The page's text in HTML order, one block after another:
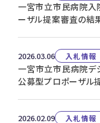
一宮市立市民病院入
ーザル提案審査の結
2026.03.06 入札情報
一宮市立市民病院デ
公募型プロポーザル
2026.02.09 入札情報